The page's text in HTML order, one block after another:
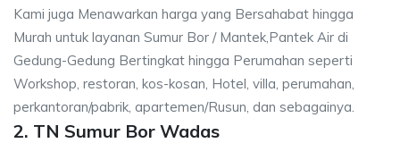
Kami juga Menawarkan harga yang Bersahabat hingga
Murah untuk layanan Sumur Bor / Mantek,Pantek Air di
Gedung-Gedung Bertingkat hingga Perumahan seperti
Workshop, restoran, kos-kosan, Hotel, villa, perumahan,
perkantoran/pabrik, apartemen/Rusun, dan sebagainya.
2. TN Sumur Bor Wadas